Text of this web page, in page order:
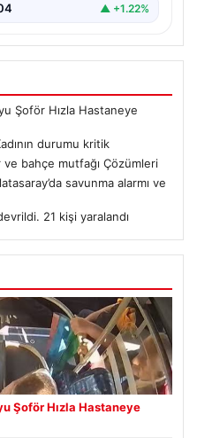
▲ +1.22%
Şoför Hızla Hastaneye
durumu kritik
bahçe mutfağı Çözümleri
savunma alarmı ve
21 kişi yaralandı
Şoför Hızla Hastaneye